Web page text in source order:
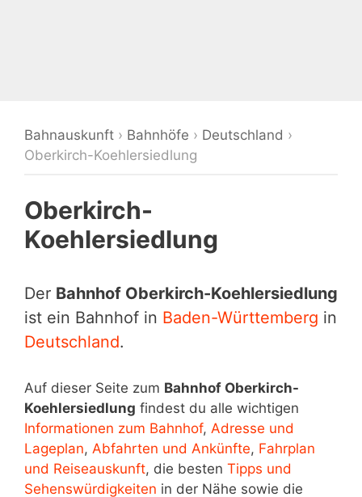
Bahnauskunft › Bahnhöfe › Deutschland ›
Oberkirch-Koehlersiedlung
Oberkirch-
Koehlersiedlung
Der Bahnhof Oberkirch-Koehlersiedlung
ist ein Bahnhof in Baden-Württemberg in
Deutschland.
Auf dieser Seite zum Bahnhof Oberkirch-
Koehlersiedlung findest du alle wichtigen
Informationen zum Bahnhof, Adresse und
Lageplan, Abfahrten und Ankünfte, Fahrplan
und Reiseauskunft, die besten Tipps und
Sehenswürdigkeiten in der Nähe sowie die